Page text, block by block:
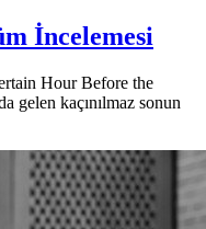
İncelemesi
Hour Before the
gelen kaçınılmaz sonun